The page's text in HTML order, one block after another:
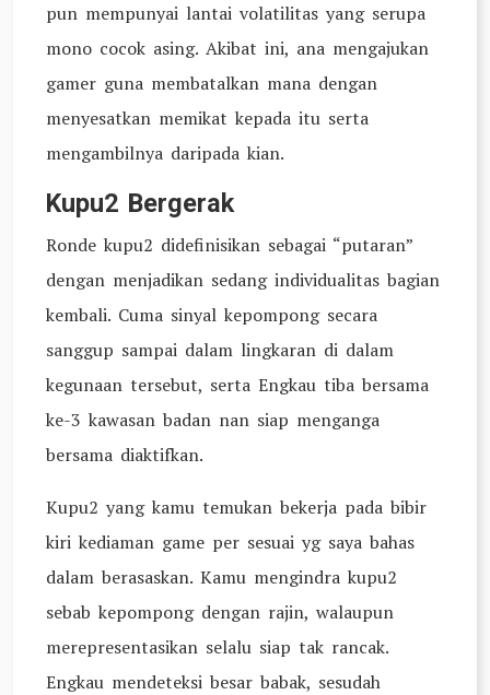
pun mempunyai lantai volatilitas yang serupa
mono cocok asing. Akibat ini, ana mengajukan
gamer guna membatalkan mana dengan
menyesatkan memikat kepada itu serta
mengambilnya daripada kian.
Kupu2 Bergerak
Ronde kupu2 didefinisikan sebagai “putaran”
dengan menjadikan sedang individualitas bagian
kembali. Cuma sinyal kepompong secara
sanggup sampai dalam lingkaran di dalam
kegunaan tersebut, serta Engkau tiba bersama
ke-3 kawasan badan nan siap menganga
bersama diaktifkan.
Kupu2 yang kamu temukan bekerja pada bibir
kiri kediaman game per sesuai yg saya bahas
dalam berasaskan. Kamu mengindra kupu2
sebab kepompong dengan rajin, walaupun
merepresentasikan selalu siap tak rancak.
Engkau mendeteksi besar babak, sesudah